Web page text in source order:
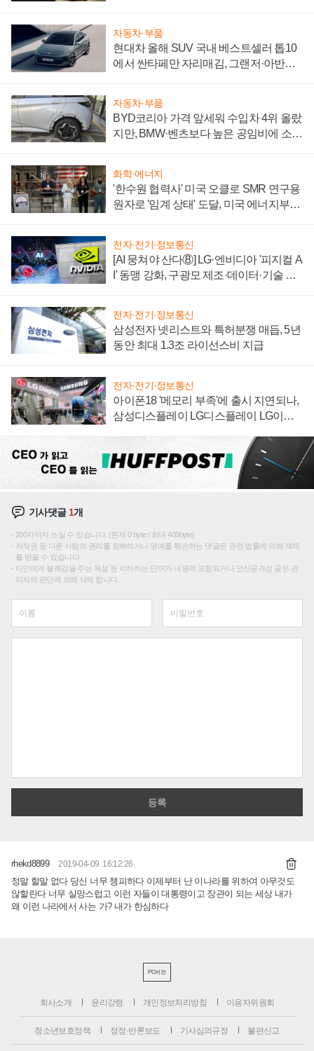
자동차·부품
현대차 올해 SUV 국내 베스트셀러 톱10
에서 싼타페만 자리매김, 그랜저·아반떼
자동차·부품
BYD코리아 가격 앞세워 수입차 4위 올랐
지만, BMW·벤츠보다 높은 공임비에 소비
화학·에너지
'한수원 협력사' 미국 오클로 SMR 연구용
원자로 '임계 상태' 도달, 미국 에너지부
전자·전기·정보통신
[AI 뭉쳐야 산다⑧] LG·엔비디아 '피지컬 A
I' 동맹 강화, 구광모 제조·데이터·기술 결
전자·전기·정보통신
삼성전자 넷리스트와 특허분쟁 매듭, 5년
동안 최대 1.3조 라이선스비 지급
전자·전기·정보통신
아이폰18 '메모리 부족'에 출시 지연되나,
삼성디스플레이 LG디스플레이 LG이노
기사댓글 1개
200자까지 쓰실 수 있습니다. (현재 0 byte / 최대 400byte)
저작권 등 다른 사람의 권리를 침해하거나 명예를 훼손하는 댓글은 관련 법률에 의해 제재
를 받을 수 있습니다.
타인에게 불쾌감을 주는 욕설 등 비하하는 단어가 내용에 포함되거나 인신공격성 글은 관
리자의 판단에 의해 삭제 합니다.
rhekd8899 2019-04-09 16:12:26
정말 할말 없다 당신 너무 챙피하다 이제부터 난 이나라를 위하여 아무것도
않할란다 너무 실망스럽고 이런 자들이 대통령이고 장관이 되는 세상 내가
왜 이런 나라에서 사는 가? 내가 한심하다
PC버전
회사소개 윤리강령 개인정보처리방침 이용자위원회
청소년보호정책 정정·반론보도 기사심의규정 불편신고